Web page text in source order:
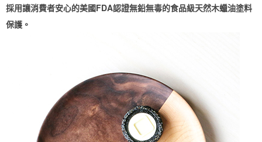
採用讓消費者安心的美國FDA認證無鉛無毒的食品級天然木蠟油塗料
保護。